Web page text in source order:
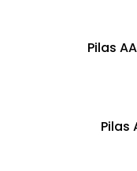
Pilas
Pilas